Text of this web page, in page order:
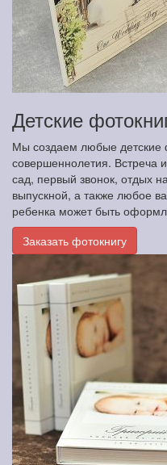
Детские
Мы создаем любые детские
совершеннолетия. Встреча
сад, первый звонок, отдых
выпускной, а также любое
ребенка может быть
Заказать фотокнигу